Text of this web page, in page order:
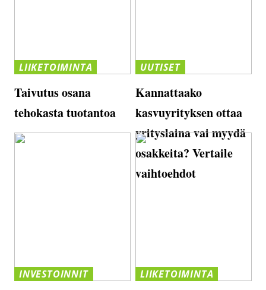
LIIKETOIMINTA
Taivutus osana
tehokasta tuotantoa
UUTISET
Kannattaako
kasvuyrityksen ottaa
yrityslaina vai myydä
osakkeita? Vertaile
vaihtoehdot
INVESTOINNIT LIIKETOIMINTA